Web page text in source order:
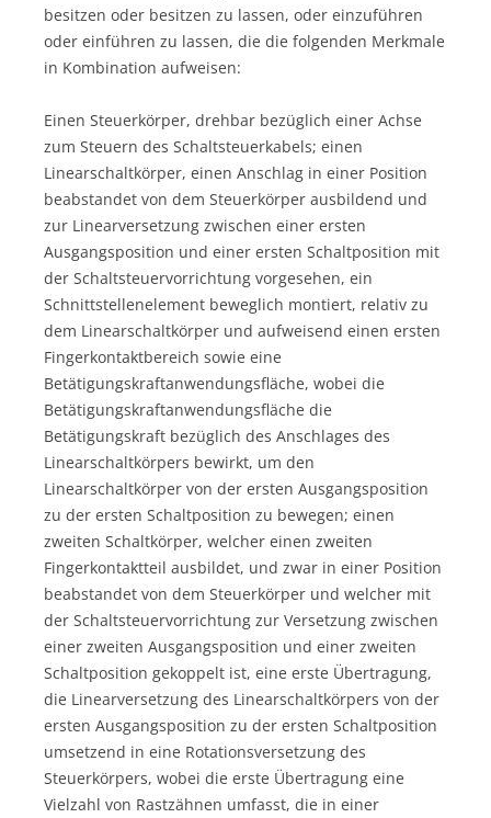
besitzen oder besitzen zu lassen, oder einzuführen
oder einführen zu lassen, die die folgenden Merkmale
in Kombination aufweisen:
Einen Steuerkörper, drehbar bezüglich einer Achse
zum Steuern des Schaltsteuerkabels; einen
Linearschaltkörper, einen Anschlag in einer Position
beabstandet von dem Steuerkörper ausbildend und
zur Linearversetzung zwischen einer ersten
Ausgangsposition und einer ersten Schaltposition mit
der Schaltsteuervorrichtung vorgesehen, ein
Schnittstellenelement beweglich montiert, relativ zu
dem Linearschaltkörper und aufweisend einen ersten
Fingerkontaktbereich sowie eine
Betätigungskraftanwendungsfläche, wobei die
Betätigungskraftanwendungsfläche die
Betätigungskraft bezüglich des Anschlages des
Linearschaltkörpers bewirkt, um den
Linearschaltkörper von der ersten Ausgangsposition
zu der ersten Schaltposition zu bewegen; einen
zweiten Schaltkörper, welcher einen zweiten
Fingerkontaktteil ausbildet, und zwar in einer Position
beabstandet von dem Steuerkörper und welcher mit
der Schaltsteuervorrichtung zur Versetzung zwischen
einer zweiten Ausgangsposition und einer zweiten
Schaltposition gekoppelt ist, eine erste Übertragung,
die Linearversetzung des Linearschaltkörpers von der
ersten Ausgangsposition zu der ersten Schaltposition
umsetzend in eine Rotationsversetzung des
Steuerkörpers, wobei die erste Übertragung eine
Vielzahl von Rastzähnen umfasst, die in einer